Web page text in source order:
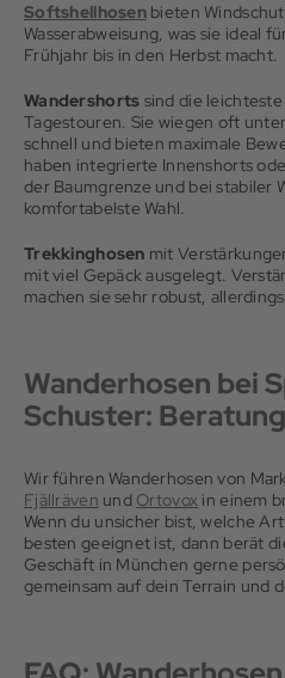
Softshellhosenbieten
Wasserabweisung, was sie ideal
Frühjahr bis in den Herbst macht.
Wandershorts sind die
Tagestouren. Sie wiegen oft
schnell und bieten maximale
haben integrierte Innenshorts
der Baumgrenze und bei stabiler
komfortabelste Wahl.
Trekkinghosen mit
mit viel Gepäck ausgelegt.
machen sie sehr robust,
Wanderhosen bei
Schuster:
Wir führen Wanderhosen von
Fjällräven und Ortovox in einem
Wenn du unsicher bist, welche
besten geeignet ist, dann berät
Geschäft in München gerne
gemeinsam auf dein Terrain und